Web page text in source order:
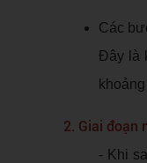
Các
Đây là
2. Giai đoạn
- Khi